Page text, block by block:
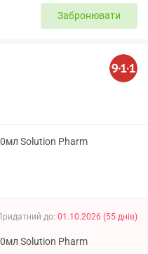
Забронювати
Solution Pharm
до: 01.10.2026 (55 днів)
Solution Pharm